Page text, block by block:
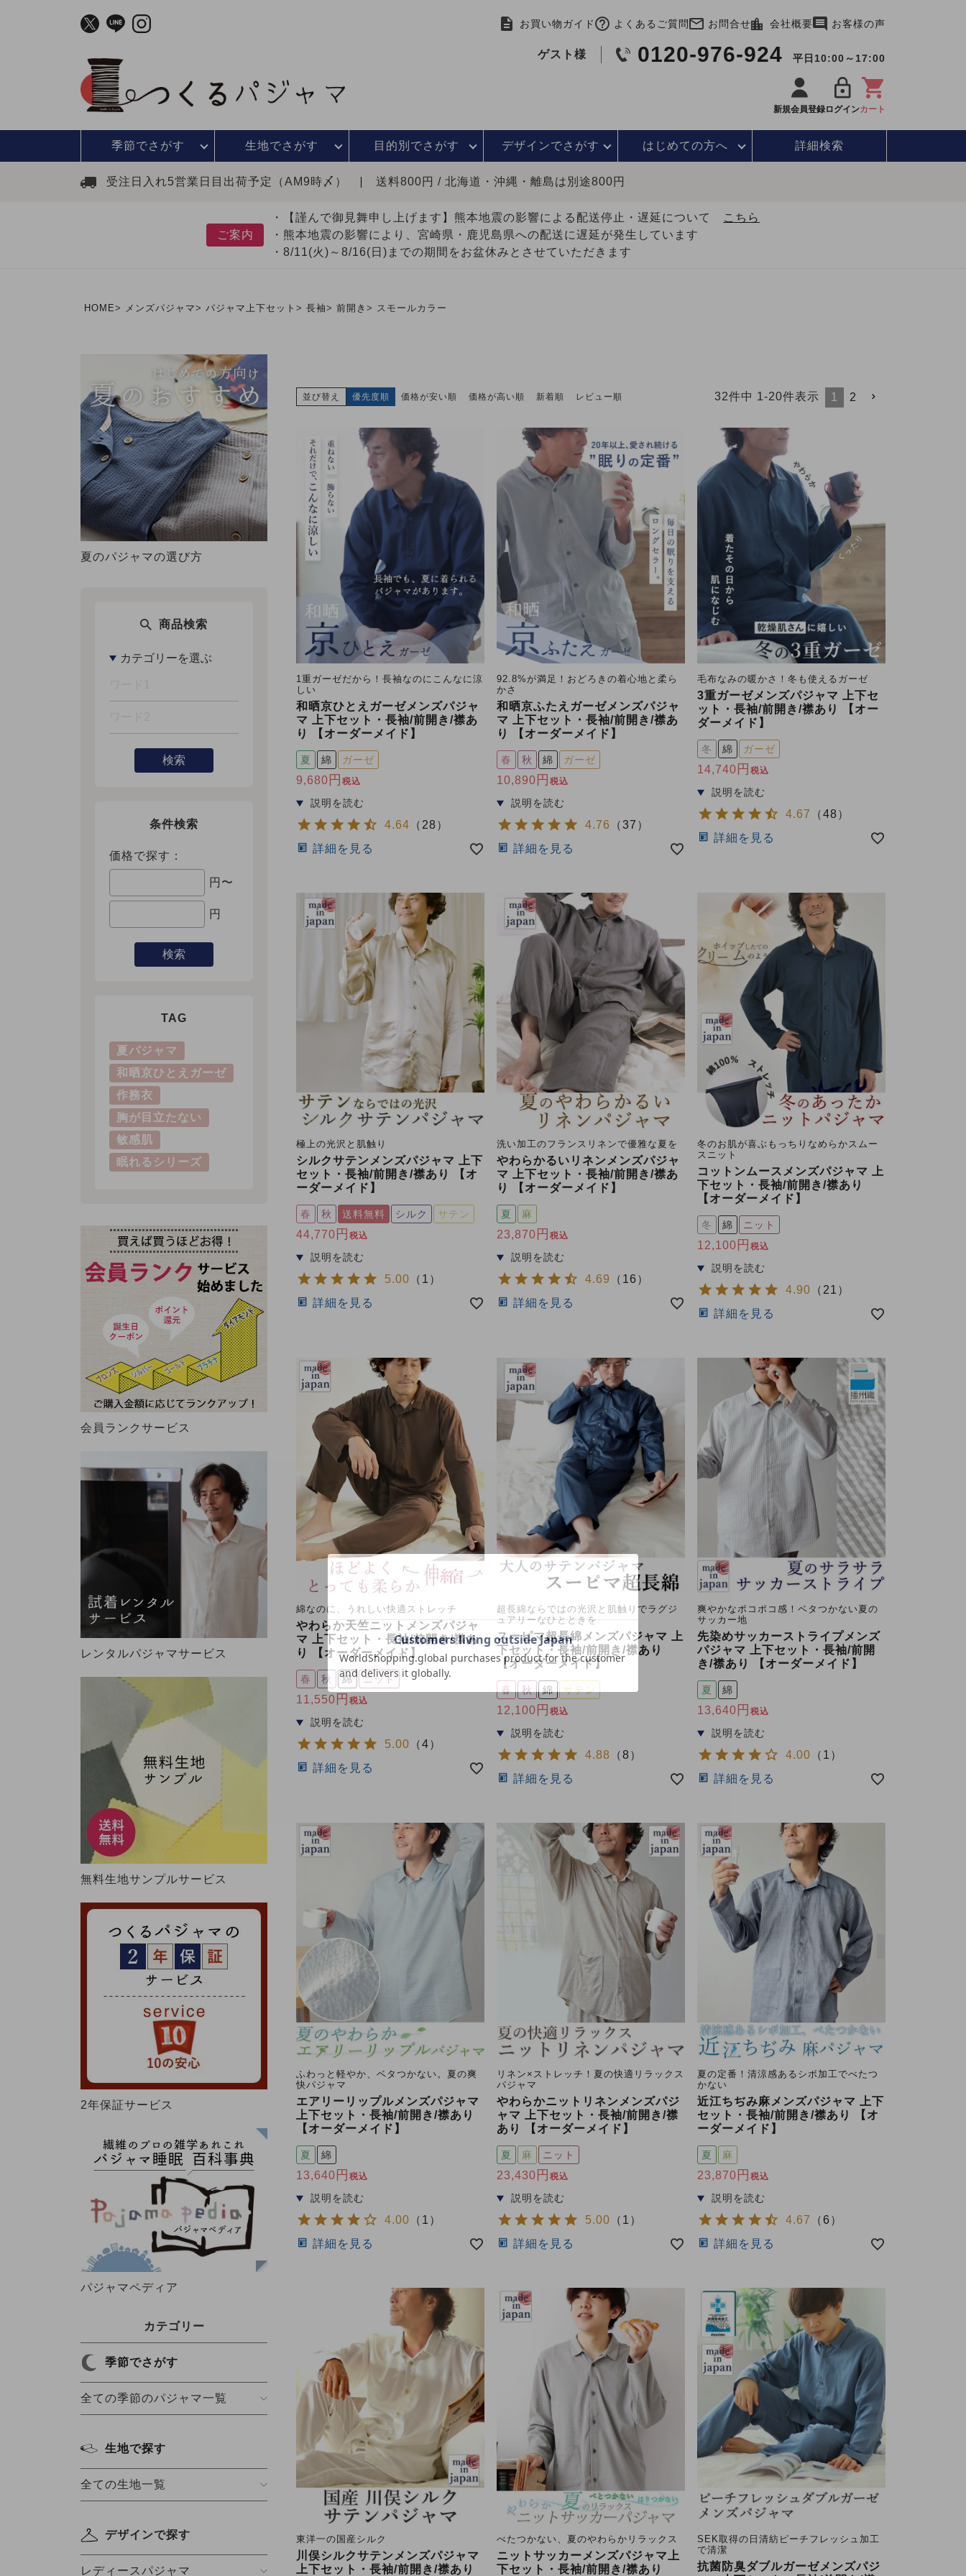
お買い物ガイド よくあるご質問 お問合せ 会社概要 お客様の声
ゲスト様 0120-976-924 平日10:00～17:00
新規会員登録ログインカート
季節でさがす 生地でさがす 目的別でさがす デザインでさがす はじめての方へ 詳細検索
受注日入れ5営業日目出荷予定（AM9時〆） 送料800円 / 北海道・沖縄・離島は別途800円
ご案内
・【謹んで御見舞申し上げます】熊本地震の影響による配送停止・遅延について
こちら
・熊本地震の影響により、宮崎県・鹿児島県への配送に遅延が発生しています
・8/11(火)～8/16(日)までの期間をお盆休みとさせていただきます
HOME メンズパジャマ パジャマ上下セット 長袖 前開き スモールカラー
夏のパジャマの選び方
商品検索
検索
条件検索
価格で探す：
円〜
円
検索
TAG
夏パジャマ
和晒京ひとえガーゼ
作務衣
胸が目立たない
敏感肌
眠れるシリーズ
会員ランクサービス
レンタルパジャマサービス
無料生地サンプルサービス
2年保証サービス
パジャマペディア
カテゴリー
季節でさがす
全ての季節のパジャマ一覧
生地で探す
全ての生地一覧
デザインで探す
レディースパジャマ
並び替え 優先度順 価格が安い順 価格が高い順 新着順 レビュー順 32件中 1-20件表示 1 2
1重ガーゼだから！長袖なのにこんなに涼
しい
和晒京ひとえガーゼメンズパジャ
マ 上下セット・長袖/前開き/襟あ
り 【オーダーメイド】
夏 綿 ガーゼ
9,680 税込
4.64 （ 28）
詳細を見る
92.8%が満足！おどろきの着心地と柔ら
かさ
和晒京ふたえガーゼメンズパジャ
マ 上下セット・長袖/前開き/襟あ
り 【オーダーメイド】
春 秋 綿 ガーゼ
10,890 税込
4.76 （37 ）
詳細を見る
毛布なみの暖かさ！冬も使えるガーゼ
3重ガーゼメンズパジャマ 上下セ
ット・長袖/前開き/襟あり 【オー
ダーメイド】
冬 綿 ガーゼ
14,740 税込
4.67 （48）
詳細を見る
極上の光沢と肌触り
シルクサテンメンズパジャマ 上下
セット・長袖/前開き/襟あり 【オ
ーダーメイド】
春 秋 送料無料 シルク サテン
44,770 税込
5.00 （ 1 ）
詳細を見る
洗い加工のフランスリネンで優雅な夏を
やわらかるいリネンメンズパジャ
マ 上下セット・長袖/前開き/襟あ
り 【オーダーメイド】
夏 麻
23,870 税込
4.69 （ 16 ）
詳細を見る
冬のお肌が喜ぶもっちりなめらかスムー
スニット
コットンムースメンズパジャマ 上
下セット・長袖/前開き/襟あり
【オーダーメイド】
冬 綿 ニット
12,100 税込
4.90 （ 21 ）
詳細を見る
綿なのに、うれしい快適ストレッチ
やわらか天竺ニットメンズパジャ
マ 上下セット・長袖/前開き/襟あ
り 【オーダーメイド】
春 秋 綿 ニット
11,550 税込
5.00 （4）
詳細を見る
超長綿ならではの光沢と肌触りでラグジ
ュアリーなひとときを
スーピマ超長綿メンズパジャマ 上
下セット・長袖/前開き/襟あり
【オーダーメイド】
春 秋 綿 サテン
12,100 税込
4.88 （8）
詳細を見る
爽やかなポコポコ感！ベタつかない夏の
サッカー地
先染めサッカーストライプメンズ
パジャマ 上下セット・長袖/前開
き/襟あり 【オーダーメイド】
夏 綿
13,640 税込
4.00 （ 1 ）
詳細を見る
ふわっと軽やか、ベタつかない。夏の爽
快パジャマ
エアリーリップルメンズパジャマ
上下セット・長袖/前開き/襟あり
【オーダーメイド】
夏 綿
13,640 税込
4.00 （ 1 ）
詳細を見る
リネン×ストレッチ！夏の快適リラックス
パジャマ
やわらかニットリネンメンズパジ
ャマ 上下セット・長袖/前開き/襟
あり 【オーダーメイド】
夏 麻 ニット
23,430 税込
5.00 （ 1 ）
詳細を見る
夏の定番！清涼感あるシボ加工でべたつ
かない
近江ちぢみ麻メンズパジャマ 上下
セット・長袖/前開き/襟あり 【オ
ーダーメイド】
夏 麻
23,870 税込
4.67 （6 ）
詳細を見る
東洋一の国産シルク
川俣シルクサテンメンズパジャマ
上下セット・長袖/前開き/襟あり
べたつかない、夏のやわらかリラックス
ニットサッカーメンズパジャマ上
下セット・長袖/前開き/襟あり
SEK取得の日清紡ピーチフレッシュ加工
で清潔
抗菌防臭ダブルガーゼメンズパジ